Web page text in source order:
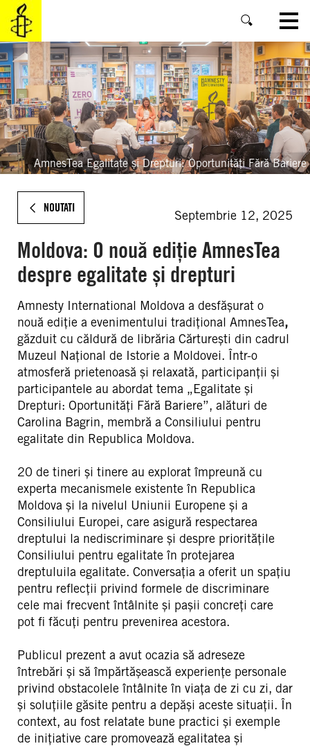
SKIP
MAIN
CONTENT
AmnesTea Egalitate și Drepturi: Oportunități Fără Bariere
NOUTATI
Septembrie 12, 2025
Moldova: O nouă ediție AmnesTea
despre egalitate și drepturi
Amnesty International Moldova a desfășurat o
nouă ediție a evenimentului tradițional AmnesTea,
găzduit cu căldură de librăria Cărturești din cadrul
Muzeul Naţional de Istorie a Moldovei. Într-o
atmosferă prietenoasă și relaxată, participanții și
participantele au abordat tema „Egalitate și
Drepturi: Oportunități Fără Bariere”, alături de
Carolina Bagrin, membră a Consiliului pentru
egalitate din Republica Moldova.
20 de tineri și tinere au explorat împreună cu
experta mecanismele existente în Republica
Moldova și la nivelul Uniunii Europene și a
Consiliului Europei, care asigură respectarea
dreptului la nediscriminare și despre prioritățile
Consiliului pentru egalitate în protejarea
dreptuluila egalitate. Conversația a oferit un spațiu
pentru reflecții privind formele de discriminare
cele mai frecvent întâlnite și pașii concreți care
pot fi făcuți pentru prevenirea acestora.
Publicul prezent a avut ocazia să adreseze
întrebări și să împărtășească experiențe personale
privind obstacolele întâlnite în viața de zi cu zi, dar
și soluțiile găsite pentru a depăși aceste situații. În
context, au fost relatate bune practici și exemple
de inițiative care promovează egalitatea și